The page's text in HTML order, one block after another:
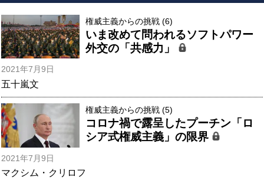
権威主義からの挑戦 (6)
いま改めて問われるソフトパワー
外交の「共感力」
2021年7月9日
五十嵐文
権威主義からの挑戦 (5)
コロナ禍で露呈したプーチン「ロ
シア式権威主義」の限界
2021年7月9日
マクシム・クリロフ